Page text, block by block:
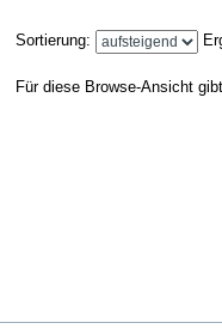
Sortierung:
Für diese Browse-Ansicht